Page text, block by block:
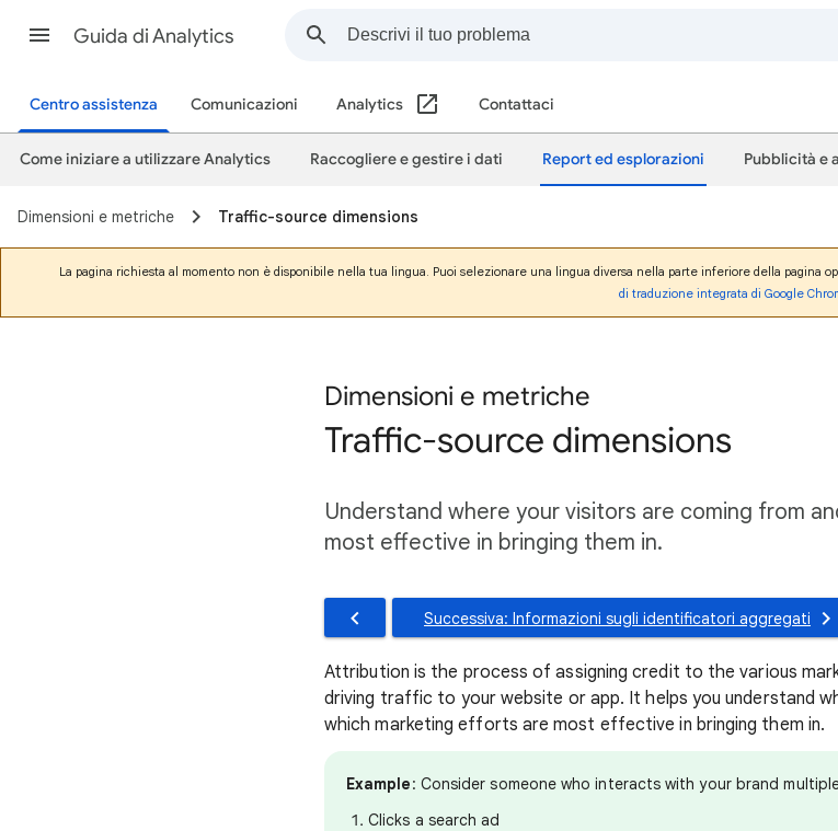
Guida di Analytics
Centro assistenza Comunicazioni Analytics Contattaci
Come iniziare a utilizzare Analytics Raccogliere e gestire i dati Report ed esplorazioni Pubblicità e
Dimensioni e metriche Traffic-source dimensions
La pagina richiesta al momento non è disponibile nella tua lingua. Puoi selezionare una lingua diversa nella parte inferiore della
di traduzione integrata di Google
Dimensioni e metriche
Traffic-source dimensions
Understand where your visitors are coming from
most effective in bringing them in.
Successiva: Informazioni sugli identificatori aggregati
Attribution is the process of assigning credit to the various
driving traffic to your website or app. It helps you understand
which marketing efforts are most effective in bringing them in.
Example: Consider someone who interacts with your brand
Clicks a search ad